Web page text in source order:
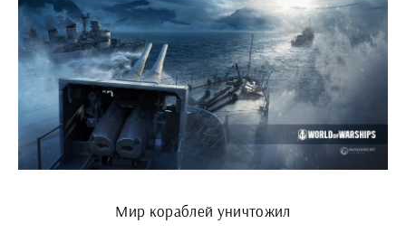
Мир кораблей уничтожил